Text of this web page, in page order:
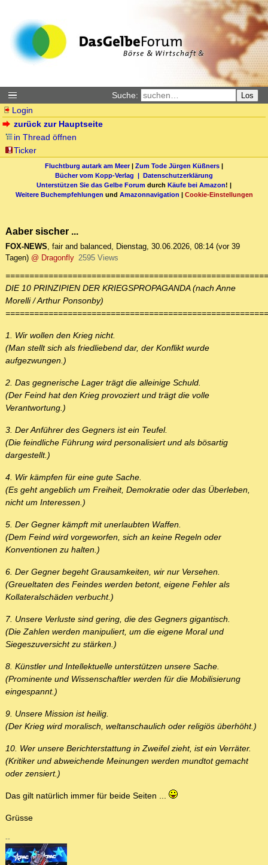
Suche: Los
Login
zurück zur Hauptseite
in Thread öffnen
Ticker
Fluchtburg autark am Meer| Zum Tode Jürgen Küßners |
Bücher vom Kopp-Verlag | Datenschutzerklärung
Unterstützen Sie das Gelbe Forum durch Käufe bei Amazon! |
Weitere Buchempfehlungen und Amazonnavigation | Cookie-Einstellungen
Aaber sischer ...
FOX-NEWS, fair and balanced, Dienstag, 30.06.2026, 08:14 (vor 39
Tagen) @ Dragonfly 2595 Views
DIE 10 PRINZIPIEN DER KRIEGSPROPAGANDA (nach Anne
Morelli / Arthur Ponsonby)
1. Wir wollen den Krieg nicht.
(Man stellt sich als friedliebend dar, der Konflikt wurde
aufgezwungen.)
2. Das gegnerische Lager trägt die alleinige Schuld.
(Der Feind hat den Krieg provoziert und trägt die volle
Verantwortung.)
3. Der Anführer des Gegners ist ein Teufel.
(Die feindliche Führung wird personalisiert und als bösartig
dargestellt.)
4. Wir kämpfen für eine gute Sache.
(Es geht angeblich um Freiheit, Demokratie oder das Überleben,
nicht um Interessen.)
5. Der Gegner kämpft mit unerlaubten Waffen.
(Dem Feind wird vorgeworfen, sich an keine Regeln oder
Konventionen zu halten.)
6. Der Gegner begeht Grausamkeiten, wir nur Versehen.
(Greueltaten des Feindes werden betont, eigene Fehler als
Kollateralschäden verbucht.)
7. Unsere Verluste sind gering, die des Gegners gigantisch.
(Die Zahlen werden manipuliert, um die eigene Moral und
Siegeszuversicht zu stärken.)
8. Künstler und Intellektuelle unterstützen unsere Sache.
(Prominente und Wissenschaftler werden für die Mobilisierung
eingespannt.)
9. Unsere Mission ist heilig.
(Der Krieg wird moralisch, weltanschaulich oder religiös überhöht.)
10. Wer unsere Berichterstattung in Zweifel zieht, ist ein Verräter.
(Kritiker und abweichende Meinungen werden mundtot gemacht
oder zensiert.)
Das gilt natürlich immer für beide Seiten ...
Grüsse
--